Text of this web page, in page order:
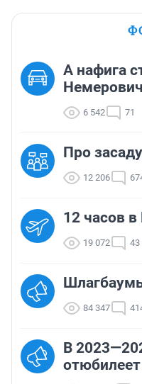
А нафига
6 542 71
Про
12 206
12 часов
19 072 43
84 347
В